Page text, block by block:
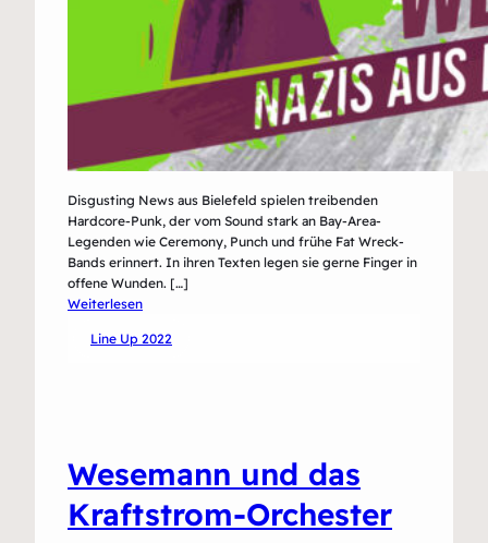
Disgusting News aus Bielefeld spielen treibenden
Hardcore-Punk, der vom Sound stark an Bay-Area-
Legenden wie Ceremony, Punch und frühe Fat Wreck-
Bands erinnert. In ihren Texten legen sie gerne Finger in
offene Wunden. […]
Weiterlesen:
News
Line Up 2022
Wesemann und das
Kraftstrom-Orchester